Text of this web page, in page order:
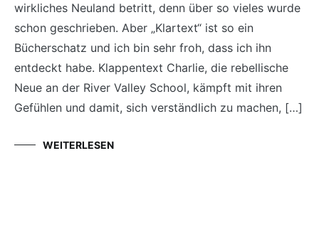
wirkliches Neuland betritt, denn über so vieles wurde
schon geschrieben. Aber „Klartext“ ist so ein
Bücherschatz und ich bin sehr froh, dass ich ihn
entdeckt habe. Klappentext Charlie, die rebellische
Neue an der River Valley School, kämpft mit ihren
Gefühlen und damit, sich verständlich zu machen, […]
WEITERLESEN